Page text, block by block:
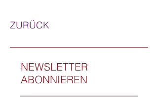
ZURÜCK
NEWSLETTER
ABONNIEREN